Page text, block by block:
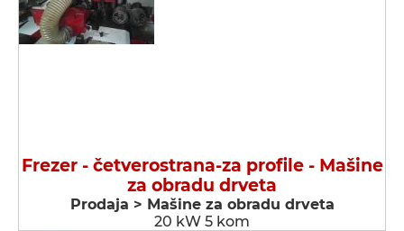
Frezer - četverostrana-za profile - Мašine
za obradu drveta
Prodaja > Мašine za obradu drveta
20 kW 5 kom